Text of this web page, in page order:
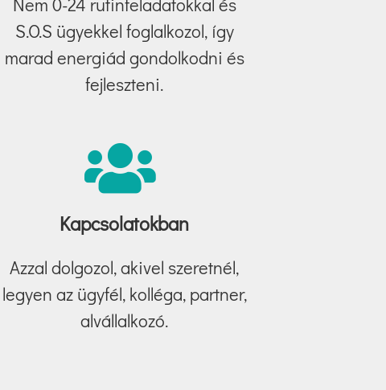
S.O.S ügyekkel foglalkozol, így
marad energiád gondolkodni és
fejleszteni.
Kapcsolatokban
Azzal dolgozol, akivel szeretnél,
legyen az ügyfél, kolléga, partner,
alvállalkozó.